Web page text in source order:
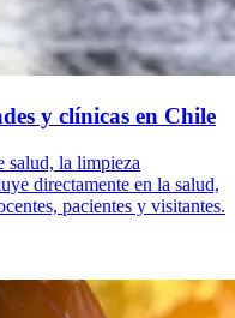
y clínicas en Chile
salud, la limpieza
directamente en la salud,
pacientes y visitantes.